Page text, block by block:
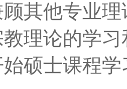
其他专业
教理论的学
硕士课程学